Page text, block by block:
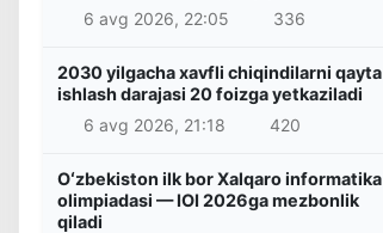
6 avg 2026, 22:05
336
2030 yilgacha xavfli chiqindilarni qayta
ishlash darajasi 20 foizga yetkaziladi
6 avg 2026, 21:18
420
Oʻzbekiston ilk bor Xalqaro informatika
olimpiadasi — IOI 2026ga mezbonlik
qiladi